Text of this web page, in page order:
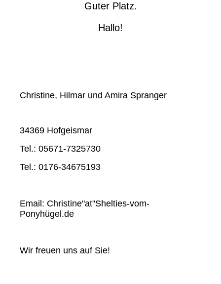
Guter Platz.
Hallo!
Christine, Hilmar und Amira Spranger
34369 Hofgeismar
Tel.: 05671-7325730
Tel.: 0176-34675193
Email: Christine"at"Shelties-vom-
Ponyhügel.de
Wir freuen uns auf Sie!